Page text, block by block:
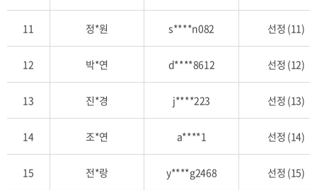
과,
첨
취
별
11 정*원 s****n082 선정 (11)
12 박*연 d****8612 선정 (12)
13 진*경 j****223 선정 (13)
14 조*연 a****1 선정 (14)
15 전*랑 y****g2468 선정 (15)